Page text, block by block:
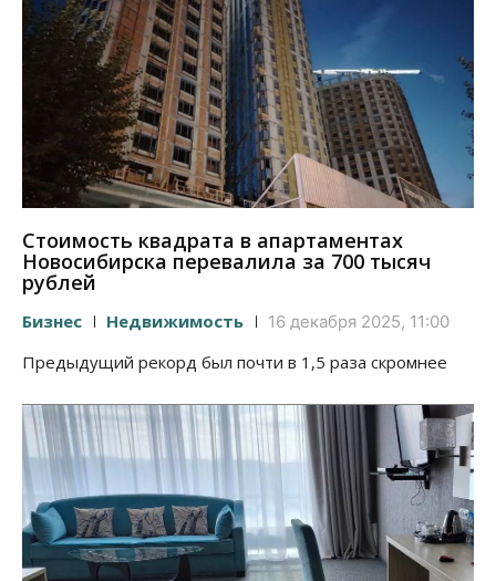
Стоимость квадрата в апартаментах
Новосибирска перевалила за 700 тысяч
рублей
Бизнес Недвижимость 16 декабря 2025, 11:00
Предыдущий рекорд был почти в 1,5 раза скромнее